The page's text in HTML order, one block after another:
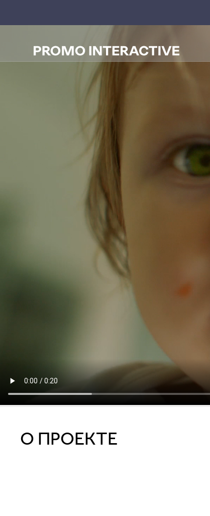
О ПРОЕКТЕ